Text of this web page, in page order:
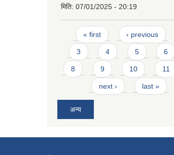
मिति: 07/01/2025 - 20:19
Pages
« first ‹ previous
3 4 5 6
8 9 10 11
next › last »
अन्य